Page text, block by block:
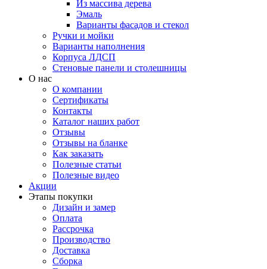
Из массива дерева
Эмаль
Варианты фасадов и стекол
Ручки и мойки
Варианты наполнения
Корпуса ЛДСП
Стеновые панели и столешницы
О нас
О компании
Сертификаты
Контакты
Каталог наших работ
Отзывы
Отзывы на бланке
Как заказать
Полезные статьи
Полезные видео
Акции
Этапы покупки
Дизайн и замер
Оплата
Рассрочка
Производство
Доставка
Сборка